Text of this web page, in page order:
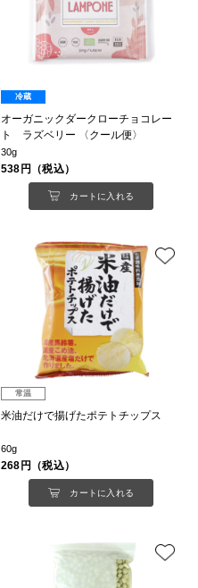
冷蔵
オーガニックダークローチョコレー
ト ラズベリー 〈クール便〉
30g
538円（税込）
カートに入れる
常温
米油だけで揚げたポテトチップス
60g
268円（税込）
カートに入れる